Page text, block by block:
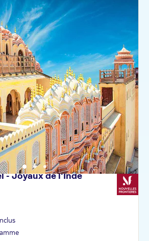
- Joyaux del'Inde